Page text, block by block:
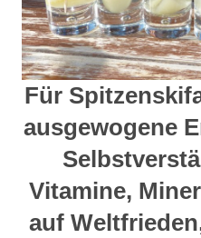
Für
ausgewogene
Vitamine,
auf